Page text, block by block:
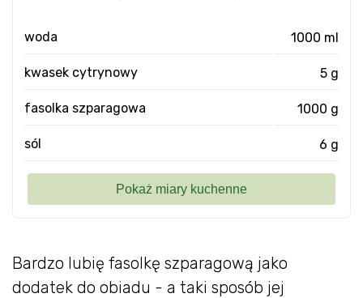
Bardzo lubię fasolkę szparagową jako
dodatek do obiadu - a taki sposób jej
woda 1000 ml
kwasek cytrynowy 5 g
fasolka szparagowa 1000 g
sól 6 g